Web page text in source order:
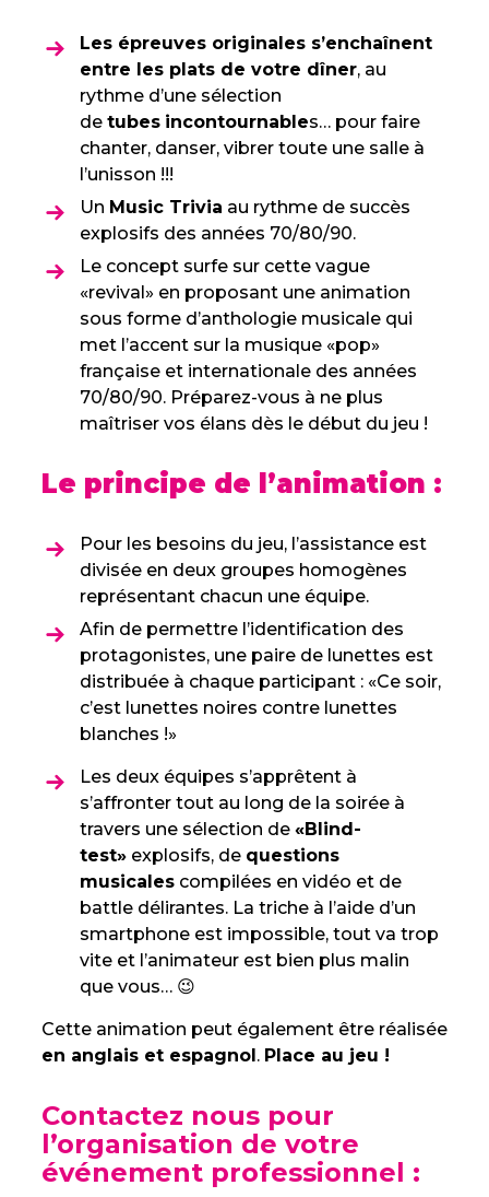
Les épreuves originales s’enchaînent
entre les plats de votre dîner, au
rythme d’une sélection
detubes incontournables… pour faire
chanter, danser, vibrer toute une salle à
l’unisson !!!
Un Music Trivia au rythme de succès
explosifs des années 70/80/90.
Le concept surfe sur cette vague
«revival» en proposant une animation
sous forme d’anthologie musicale qui
met l’accent sur la musique «pop»
française et internationale des années
70/80/90. Préparez-vous à ne plus
maîtriser vos élans dès le début du jeu !
Le principe de l’animation :
Pour les besoins du jeu, l’assistance est
divisée en deux groupes homogènes
représentant chacun une équipe.
Afin de permettre l’identification des
protagonistes, une paire de lunettes est
distribuée à chaque participant : «Ce soir,
c’est lunettes noires contre lunettes
blanches !»
Les deux équipes s’apprêtent à
s’affronter tout au long de la soirée à
travers une sélection de«Blind-
test» explosifs, de questions
musicales compilées en vidéo et de
battle délirantes. La triche à l’aide d’un
smartphone est impossible, tout va trop
vite et l’animateur est bien plus malin
que vous… 😉
Cette animation peut également être réalisée
en anglais et espagnol. Place au jeu !
Contactez nous pour
l’organisation de votre
événement professionnel :